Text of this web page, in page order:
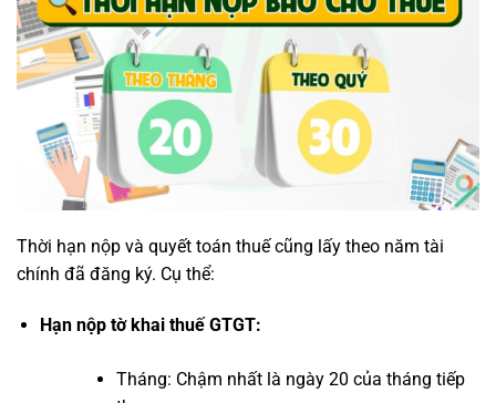
Thời hạn nộp và quyết toán thuế cũng lấy theo năm tài
chính đã đăng ký. Cụ thể:
Hạn nộp tờ khai thuế GTGT:
Tháng: Chậm nhất là ngày 20 của tháng tiếp